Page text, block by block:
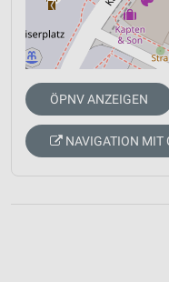
ÖPNV ANZEIGEN
NAVIGATION MIT